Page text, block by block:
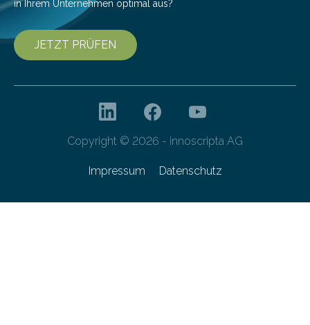
in Ihrem Unternehmen optimal aus?
JETZT PRÜFEN
Copyright © 2026 - innoscripta AG
Impressum Datenschutz